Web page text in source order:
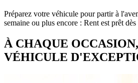
Préparez votre véhicule pour partir à
semaine ou plus encore : Rent est prêt
À CHAQUE
VÉHICULE